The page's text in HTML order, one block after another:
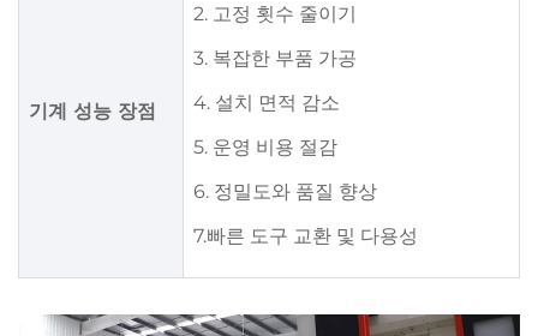
기계 성능 장점
2. 고정 횟수 줄이기
3. 복잡한 부품 가공
4. 설치 면적 감소
5. 운영 비용 절감
6. 정밀도와 품질 향상
7.빠른 도구 교환 및 다용성